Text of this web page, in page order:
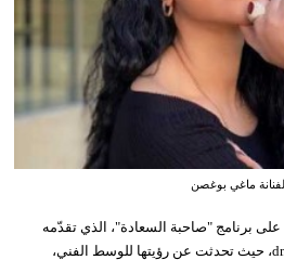
ماغي بوغصن
برنامج "صاحبة السعادة"، الذي تقدّمه
الفنانة إسعاد يونس على قناة dmc، حيث تحدثت عن رؤيتها للوسط الفني،